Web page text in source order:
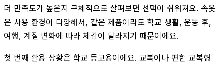
더 만족도가 높은지 구체적으로 살펴보면 선택이 쉬워져요. 속옷
은 사용 환경이 다양해서, 같은 제품이라도 학교 생활, 운동 후,
여행, 계절 변화에 따라 체감이 달라지기 때문이에요.
첫 번째 활용 상황은 학교 등교용이에요. 교복이나 편한 교복형